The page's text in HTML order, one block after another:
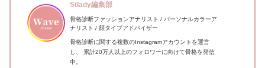
Stlady編集部
骨格診断ファッションアナリスト / パーソナルカラーア
ナリスト / 顔タイプアドバイザー
骨格診断に関する複数のInstagramアカウントを運営
し、 累計20万人以上のフォロワーに向けて骨格を発信
中。